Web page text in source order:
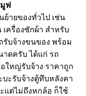
ฟ
ายของทั่วไป เช่น
เครื่องซักผ้า สำหรับ
รับจ้างขนของ พร้อม
ดครับ ได้แก่ รถ
ใหญ่รับจ้าง ราคาถูก
ะรับจ้างตู้ทึบหลังคา
แต่ไม่ถึงหกล้อ ก็ใช้